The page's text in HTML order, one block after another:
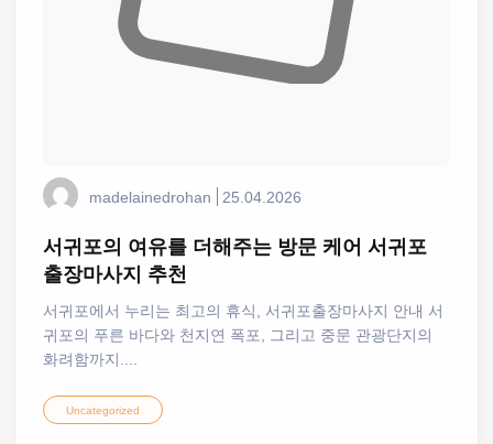
madelainedrohan 25.04.2026
서귀포의 여유를 더해주는 방문 케어 서귀포
출장마사지 추천
서귀포에서 누리는 최고의 휴식, 서귀포출장마사지 안내 서
귀포의 푸른 바다와 천지연 폭포, 그리고 중문 관광단지의
화려함까지....
Uncategorized